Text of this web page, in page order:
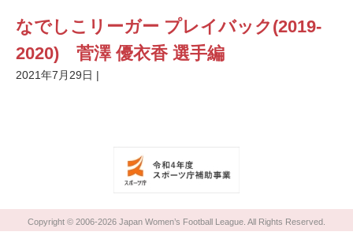
なでしこリーガー プレイバック(2019-
2020) 菅澤 優衣香 選手編
2021年7月29日
Copyright © 2006-2026 Japan Women’s Football League. All Rights Reserved.